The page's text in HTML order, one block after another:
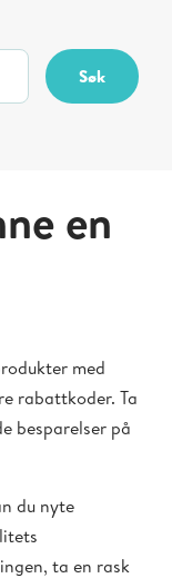
en
med
rabattkoder. Ta
besparelser på
du nyte
ta en rask